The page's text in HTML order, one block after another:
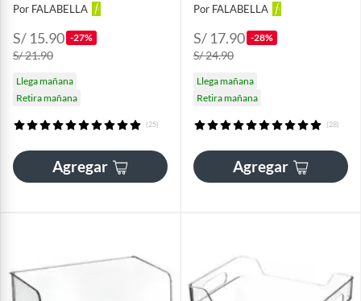
Por FALABELLA
S/ 15.90 -27%
S/ 21.90
Llega mañana
Retira mañana
(25)
Agregar
Por FALABELLA
S/ 17.90 -28%
S/ 24.90
Llega mañana
Retira mañana
(28)
Agregar